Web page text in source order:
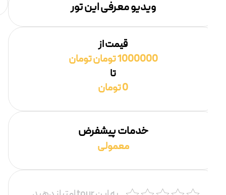
ویدیو معرفی این تور
قیمت از
1000000 تومان تومان
خدمات پیشفرض
معمولی